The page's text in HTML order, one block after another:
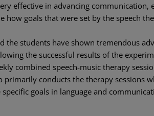
effective in advancing communication,
how goals that were set by the speech
the students have shown tremendous
the successful results of the
combined speech-music therapy
conducts the therapy sessions
goals in language and